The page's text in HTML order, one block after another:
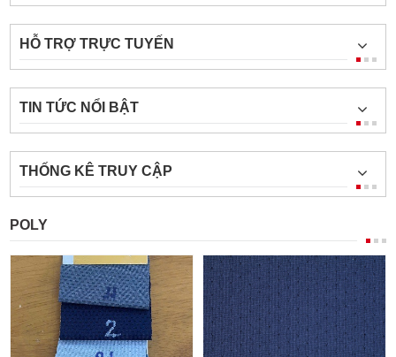
HỖ TRỢ TRỰC TUYẾN
TIN TỨC NỔI BẬT
THỐNG KÊ TRUY CẬP
POLY